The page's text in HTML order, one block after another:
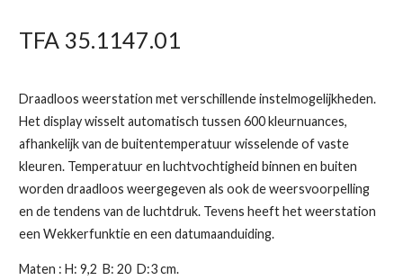
TFA 35.1147.01
Draadloos weerstation met verschillende instelmogelijkheden.
Het display wisselt automatisch tussen 600 kleurnuances,
afhankelijk van de buitentemperatuur wisselende of vaste
kleuren. Temperatuur en luchtvochtigheid binnen en buiten
worden draadloos weergegeven als ook de weersvoorpelling
en de tendens van de luchtdruk. Tevens heeft het weerstation
een Wekkerfunktie en een datumaanduiding.
Maten : H: 9,2 B: 20 D:3 cm.